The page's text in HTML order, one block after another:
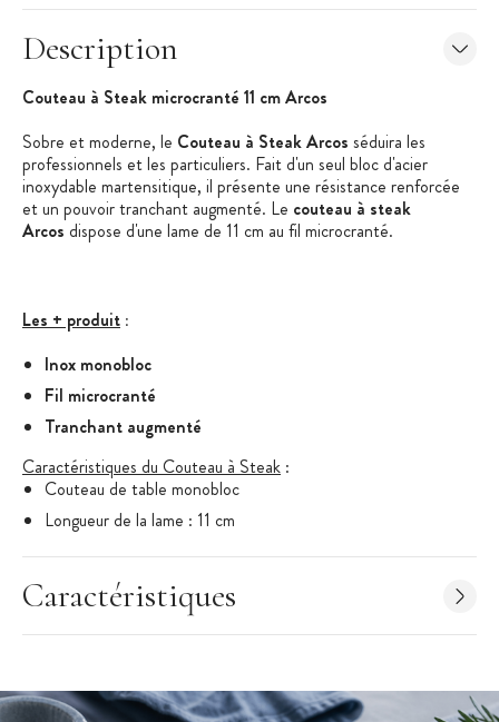
Description
Couteau à Steak microcranté 11 cm Arcos
Sobre et moderne, le Couteau à Steak Arcos séduira les
professionnels et les particuliers. Fait d'un seul bloc d'acier
inoxydable martensitique, il présente une résistance renforcée
et un pouvoir tranchant augmenté. Le couteau à steak
Arcos dispose d'une lame de 11 cm au fil microcranté.
Les + produit :
Inox monobloc
Fil microcranté
Tranchant augmenté
Caractéristiques du Couteau à Steak :
Couteau de table monobloc
Longueur de la lame : 11 cm
Longueur complète du couteau :220 mm
Poids : 73 g
Marque : Arcos
Caractéristiques